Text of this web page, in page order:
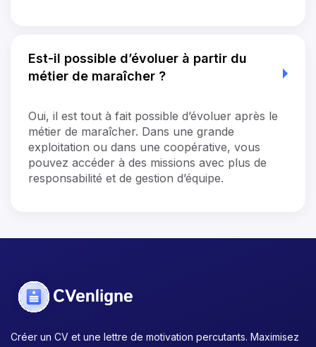
Est-il possible d’évoluer à partir du
métier de maraîcher ?
Oui, il est tout à fait possible d’évoluer après le
métier de maraîcher. Dans une grande
exploitation ou dans une coopérative, vous
pouvez accéder à des missions avec plus de
responsabilité et de gestion d’équipe.
Créer un CV et une lettre de motivation percutants. Maximisez